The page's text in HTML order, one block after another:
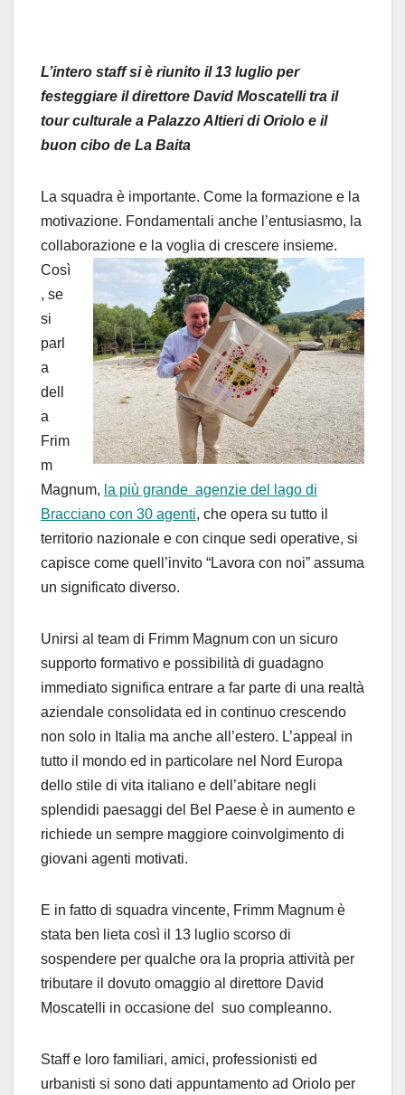
L’intero staff si è riunito il 13 luglio per
festeggiare il direttore David Moscatelli tra il
tour culturale a Palazzo Altieri di Oriolo e il
buon cibo de La Baita
La squadra è importante. Come la formazione e la
motivazione. Fondamentali anche l’entusiasmo, la
collaborazione e la voglia di crescere insieme.
Così
, se
si
parl
a
dell
a
Frim
m
Magnum, la più grande agenzie del lago di
Bracciano con 30 agenti, che opera su tutto il
territorio nazionale e con cinque sedi operative, si
capisce come quell’invito “Lavora con noi” assuma
un significato diverso.
Unirsi al team di Frimm Magnum con un sicuro
supporto formativo e possibilità di guadagno
immediato significa entrare a far parte di una realtà
aziendale consolidata ed in continuo crescendo
non solo in Italia ma anche all’estero. L’appeal in
tutto il mondo ed in particolare nel Nord Europa
dello stile di vita italiano e dell’abitare negli
splendidi paesaggi del Bel Paese è in aumento e
richiede un sempre maggiore coinvolgimento di
giovani agenti motivati.
E in fatto di squadra vincente, Frimm Magnum è
stata ben lieta così il 13 luglio scorso di
sospendere per qualche ora la propria attività per
tributare il dovuto omaggio al direttore David
Moscatelli in occasione del suo compleanno.
Staff e loro familiari, amici, professionisti ed
urbanisti si sono dati appuntamento ad Oriolo per